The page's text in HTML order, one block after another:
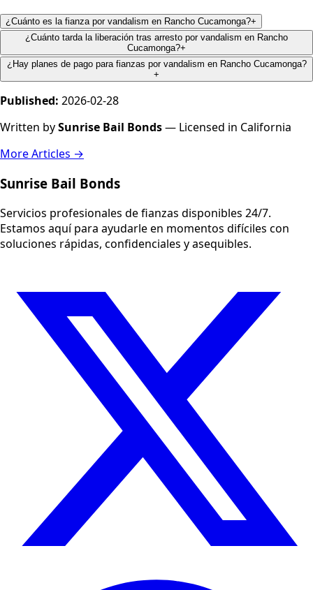
¿Cuánto es la fianza por vandalism en Rancho Cucamonga?+
¿Cuánto tarda la liberación tras arresto por vandalism en Rancho
Cucamonga?+
¿Hay planes de pago para fianzas por vandalism en Rancho Cucamonga?
+
Published: 2026-02-28
Written bySunrise Bail Bonds— Licensed in California
More Articles →
Sunrise Bail Bonds
Servicios profesionales de fianzas disponibles 24/7.
Estamos aquí para ayudarle en momentos difíciles con
soluciones rápidas, confidenciales y asequibles.